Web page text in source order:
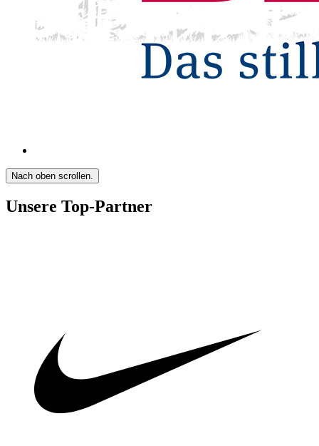
Nach oben scrollen.
Unsere Top-Partner